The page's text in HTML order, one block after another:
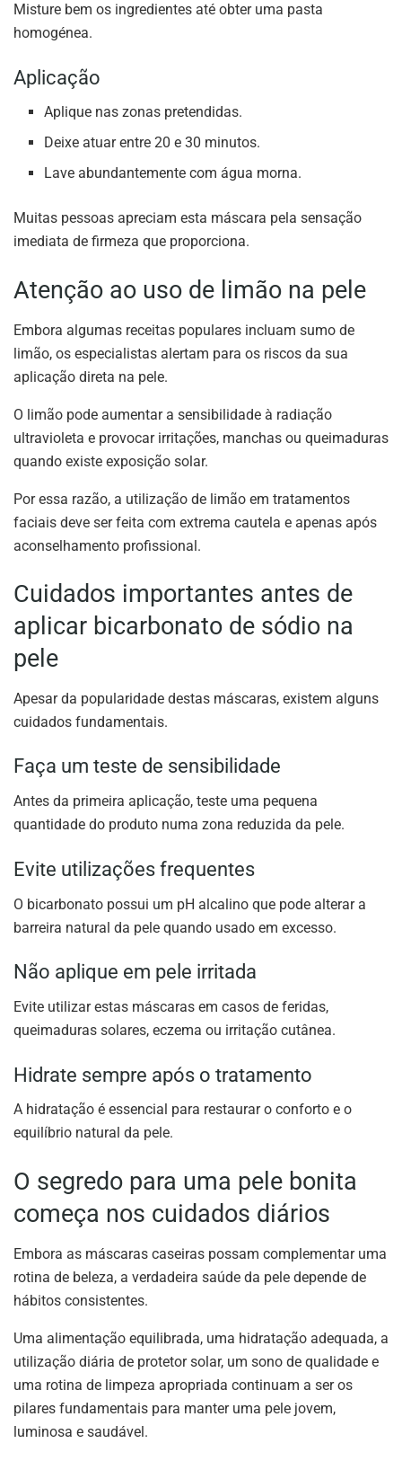
Misture bem os ingredientes até obter uma pasta
homogénea.
Aplicação
Aplique nas zonas pretendidas.
Deixe atuar entre 20 e 30 minutos.
Lave abundantemente com água morna.
Muitas pessoas apreciam esta máscara pela sensação
imediata de firmeza que proporciona.
Atenção ao uso de limão na pele
Embora algumas receitas populares incluam sumo de
limão, os especialistas alertam para os riscos da sua
aplicação direta na pele.
O limão pode aumentar a sensibilidade à radiação
ultravioleta e provocar irritações, manchas ou queimaduras
quando existe exposição solar.
Por essa razão, a utilização de limão em tratamentos
faciais deve ser feita com extrema cautela e apenas após
aconselhamento profissional.
Cuidados importantes antes de
aplicar bicarbonato de sódio na
pele
Apesar da popularidade destas máscaras, existem alguns
cuidados fundamentais.
Faça um teste de sensibilidade
Antes da primeira aplicação, teste uma pequena
quantidade do produto numa zona reduzida da pele.
Evite utilizações frequentes
O bicarbonato possui um pH alcalino que pode alterar a
barreira natural da pele quando usado em excesso.
Não aplique em pele irritada
Evite utilizar estas máscaras em casos de feridas,
queimaduras solares, eczema ou irritação cutânea.
Hidrate sempre após o tratamento
A hidratação é essencial para restaurar o conforto e o
equilíbrio natural da pele.
O segredo para uma pele bonita
começa nos cuidados diários
Embora as máscaras caseiras possam complementar uma
rotina de beleza, a verdadeira saúde da pele depende de
hábitos consistentes.
Uma alimentação equilibrada, uma hidratação adequada, a
utilização diária de protetor solar, um sono de qualidade e
uma rotina de limpeza apropriada continuam a ser os
pilares fundamentais para manter uma pele jovem,
luminosa e saudável.